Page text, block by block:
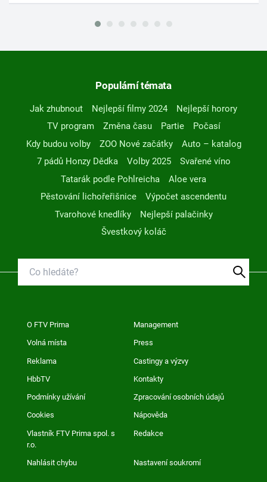
Populární témata
Jak zhubnout Nejlepší filmy 2024
Nejlepší horory
TV program
Změna času Partie
Počasí
Kdy budou volby
ZOO Nové začátky
Auto – katalog
7 pádů Honzy Dědka
Volby 2025
Svařené víno
Tatarák podle Pohlreicha
Aloe vera
Pěstování lichořeřišnice
Výpočet ascendentu
Tvarohové knedlíky
Nejlepší palačinky
Švestkový koláč
O FTV Prima Management
Volná místa Press
Reklama Castingy a výzvy
HbbTV Kontakty
Podmínky užívání Zpracování osobních údajů
Cookies Nápověda
Vlastník FTV Prima spol. s
r.o.
Redakce
Nahlásit chybu Nastavení soukromí